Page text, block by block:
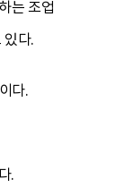
는 조업
있다.
다.
.